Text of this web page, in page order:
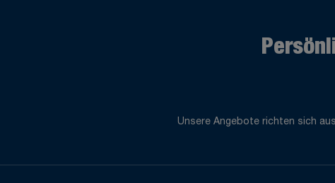
Unsere Angebote richten sich